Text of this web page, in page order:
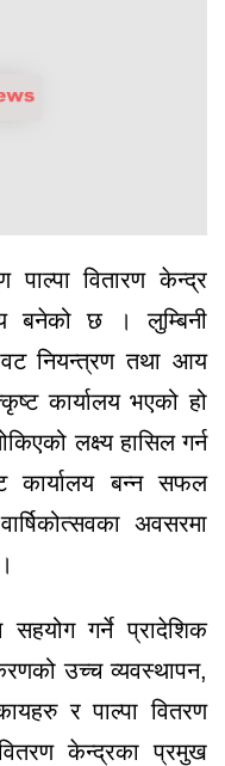
पाल्पा वितारण केन्द्र
बनेको छ । लुम्बिनी
नियन्त्रण तथा आय
कार्यालय भएको हो
लक्ष्य हासिल गर्न
कार्यालय बन्न सफल
अवसरमा
गर्ने प्रादेशिक
उच्च व्यवस्थापन,
र पाल्पा वितरण
वितरण केन्द्रका प्रमुख